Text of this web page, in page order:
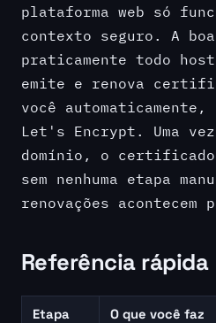
plataforma web só
contexto seguro. A
praticamente todo
emite e renova
você
Let's Encrypt. Uma
domínio, o
sem nenhuma etapa
renovações
Referência rápida
Etapa O que você faz